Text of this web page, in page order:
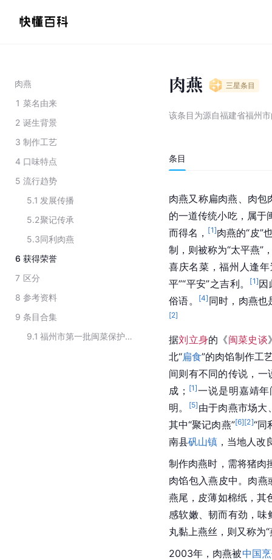
肉燕
1 菜名由来
2 诞生背景
3 制作工艺
4 口味特点
5 流行趋势
5.1 发展传播
5.2聚记传承
5.3同利肉燕
6 获得荣誉
7 区分
8 参考资料
9 条目合集
9.1
福州市第一批闽菜保护名录
肉燕 三星条目
该条目为源自福建省福州
条目
肉燕又称扁肉燕、肉
的一道传统小吃，属于
而得名， [1]肉燕的“皮”
制，则被称为“太平燕”
喜庆名菜，福州人逢
平”“平安”之吉利。
[1]因
俗语。
[4] 同时，肉燕也
[2]
据刘立身的《闽菜史谈
北“扁食”的肉馅制作工
间则有不同的传说，一
成； [1]一说是明嘉靖
明。
[5] 由于肉燕市场大
其中“聚记肉燕”[6][2]“同
南县矾山镇 ，当地人
制作肉燕时，需将猪肉
肉馅包入燕皮中。肉
燕尾，皮薄如棉纸，其
感软嫩、韧而有劲，味
丸黏上燕丝，则又称为
2003年，肉燕被中国